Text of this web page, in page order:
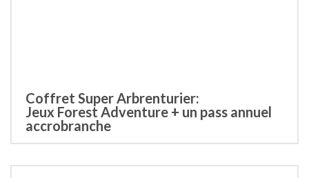
Coffret Super Arbrenturier:
Jeux Forest Adventure + un pass annuel
accrobranche